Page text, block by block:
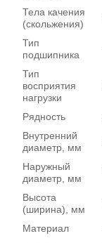
Тела качения
(скольжения)
Тип
подшипника
Тип
восприятия
нагрузки
Рядность
Внутренний
диаметр, мм
Наружный
диаметр, мм
Высота
(ширина), мм
Материал